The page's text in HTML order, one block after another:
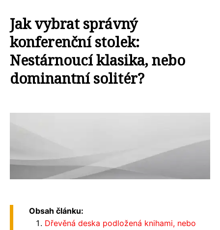
Jak vybrat správný
konferenční stolek:
Nestárnoucí klasika, nebo
dominantní solitér?
Obsah článku:
Dřevěná deska podložená knihami, nebo